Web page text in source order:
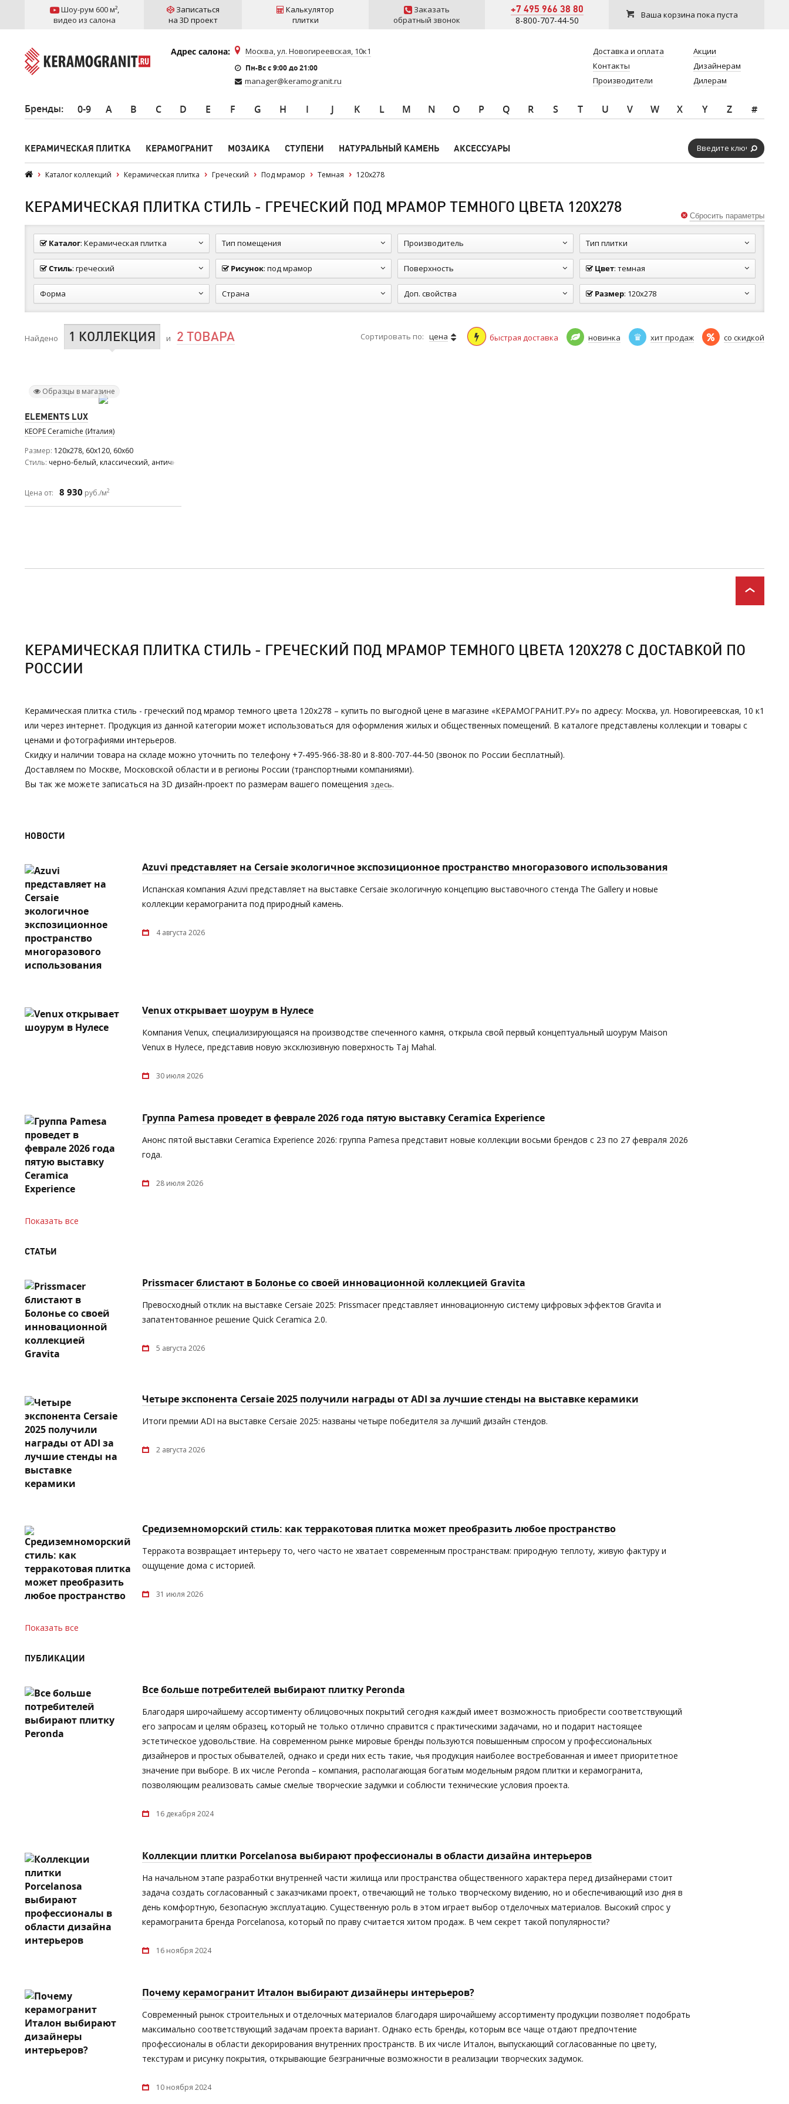
Шоу-рум 600 м²,
видео из салона
Записаться
на 3D проект
Калькулятор
плитки
Заказать
обратный звонок
+7 495 966 38 80
8-800-707-44-50 Ваша корзина пока пуста
Адрес салона: Москва, ул. Новогиреевская, 10к1
Пн-Вс c 9:00 до 21:00
manager@keramogranit.ru
Доставка и оплата
Контакты
Производители
Акции
Дизайнерам
Дилерам
Бренды: 0-9 A B C D E F G H I J K L M N O P Q R S T U V W X Y Z #
КЕРАМИЧЕСКАЯ ПЛИТКА КЕРАМОГРАНИТ МОЗАИКА СТУПЕНИ НАТУРАЛЬНЫЙ КАМЕНЬ АКСЕССУАРЫ
Каталог коллекций Керамическая плитка Греческий Под мрамор Темная 120x278
КЕРАМИЧЕСКАЯ ПЛИТКА СТИЛЬ - ГРЕЧЕСКИЙ ПОД МРАМОР ТЕМНОГО ЦВЕТА 120Х278
Каталог: Керамическая плитка Тип помещения Производитель Тип плитки
Стиль: греческий Рисунок: под мрамор Поверхность Цвет: темная
Форма Страна Доп. свойства Размер: 120x278
Сбросить параметры
Найдено 1 КОЛЛЕКЦИЯ и 2 ТОВАРА Сортировать по: цена быстрая доставка новинка хит продаж со скидкой
Образцы в магазине
ELEMENTS LUX
KEOPE Ceramiche (Италия)
Размер 120x278, 60x120, 60x60
Стиль черно-белый, классический, античный
Цена от: 8 930 руб./м2
КЕРАМИЧЕСКАЯ ПЛИТКА СТИЛЬ - ГРЕЧЕСКИЙ ПОД МРАМОР ТЕМНОГО ЦВЕТА 120Х278 С ДОСТАВКОЙ ПО
РОССИИ
Керамическая плитка стиль - греческий под мрамор темного цвета 120х278 – купить по выгодной цене в магазине «КЕРАМОГРАНИТ.РУ» по адресу: Москва, ул. Новогиреевская, 10 к1
или через интернет. Продукция из данной категории может использоваться для оформления жилых и общественных помещений. В каталоге представлены коллекции и товары с
ценами и фотографиями интерьеров.
Скидку и наличии товара на складе можно уточнить по телефону +7-495-966-38-80 и 8-800-707-44-50 (звонок по России бесплатный).
Доставляем по Москве, Московской области и в регионы России (транспортными компаниями).
Вы так же можете записаться на 3D дизайн-проект по размерам вашего помещения здесь.
НОВОСТИ
Azuvi представляет на Cersaie экологичное экспозиционное пространство многоразового использования
Испанская компания Azuvi представляет на выставке Cersaie экологичную концепцию выставочного стенда The Gallery и новые
коллекции керамогранита под природный камень.
4 августа 2026
Venux открывает шоурум в Нулесе
Компания Venux, специализирующаяся на производстве спеченного камня, открыла свой первый концептуальный шоурум Maison
Venux в Нулесе, представив новую эксклюзивную поверхность Taj Mahal.
30 июля 2026
Группа Pamesa проведет в феврале 2026 года пятую выставку Ceramica Experience
Анонс пятой выставки Ceramica Experience 2026: группа Pamesa представит новые коллекции восьми брендов с 23 по 27 февраля 2026
года.
28 июля 2026
Показать все
СТАТЬИ
Prissmacer блистают в Болонье со своей инновационной коллекцией Gravita
Превосходный отклик на выставке Cersaie 2025: Prissmacer представляет инновационную систему цифровых эффектов Gravita и
запатентованное решение Quick Ceramica 2.0.
5 августа 2026
Четыре экспонента Cersaie 2025 получили награды от ADI за лучшие стенды на выставке керамики
Итоги премии ADI на выставке Cersaie 2025: названы четыре победителя за лучший дизайн стендов.
2 августа 2026
Средиземноморский стиль: как терракотовая плитка может преобразить любое пространство
Терракота возвращает интерьеру то, чего часто не хватает современным пространствам: природную теплоту, живую фактуру и
ощущение дома с историей.
31 июля 2026
Показать все
ПУБЛИКАЦИИ
Все больше потребителей выбирают плитку Peronda
Благодаря широчайшему ассортименту облицовочных покрытий сегодня каждый имеет возможность приобрести соответствующий
его запросам и целям образец, который не только отлично справится с практическими задачами, но и подарит настоящее
эстетическое удовольствие. На современном рынке мировые бренды пользуются повышенным спросом у профессиональных
дизайнеров и простых обывателей, однако и среди них есть такие, чья продукция наиболее востребованная и имеет приоритетное
значение при выборе. В их числе Peronda – компания, располагающая богатым модельным рядом плитки и керамогранита,
позволяющим реализовать самые смелые творческие задумки и соблюсти технические условия проекта.
16 декабря 2024
Коллекции плитки Porcelanosa выбирают профессионалы в области дизайна интерьеров
На начальном этапе разработки внутренней части жилища или пространства общественного характера перед дизайнерами стоит
задача создать согласованный с заказчиками проект, отвечающий не только творческому видению, но и обеспечивающий изо дня в
день комфортную, безопасную эксплуатацию. Существенную роль в этом играет выбор отделочных материалов. Высокий спрос у
керамогранита бренда Porcelanosa, который по праву считается хитом продаж. В чем секрет такой популярности?
16 ноября 2024
Почему керамогранит Италон выбирают дизайнеры интерьеров?
Современный рынок строительных и отделочных материалов благодаря широчайшему ассортименту продукции позволяет подобрать
максимально соответствующий задачам проекта вариант. Однако есть бренды, которым все чаще отдают предпочтение
профессионалы в области декорирования внутренних пространств. В их числе Италон, выпускающий согласованные по цвету,
текстурам и рисунку покрытия, открывающие безграничные возможности в реализации творческих задумок.
10 ноября 2024